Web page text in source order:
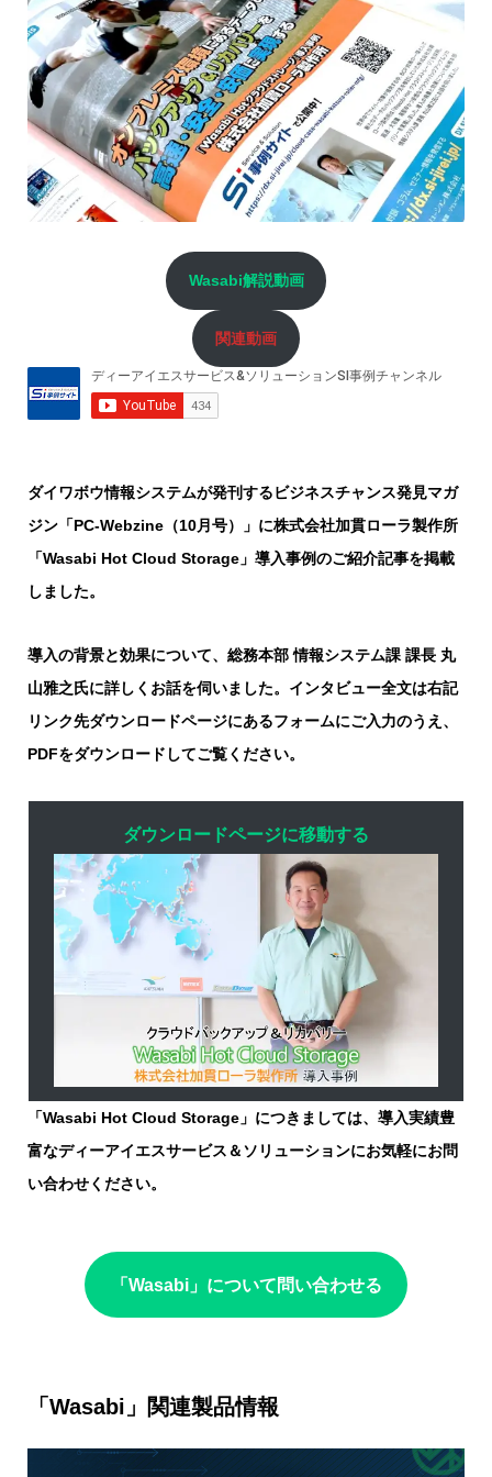
Wasabi解説動画
関連動画
ダイワボウ情報システムが発刊するビジネスチャンス発見マガ
ジン「PC-Webzine（10月号）」に株式会社加貫ローラ製作所
「Wasabi Hot Cloud Storage」導入事例のご紹介記事を掲載
しました。
導入の背景と効果について、総務本部 情報システム課 課長 丸
山雅之氏に詳しくお話を伺いました。インタビュー全文は右記
リンク先ダウンロードページにあるフォームにご入力のうえ、
PDFをダウンロードしてご覧ください。
ダウンロードページに移動する
「Wasabi Hot Cloud Storage」につきましては、導入実績豊
富なディーアイエスサービス＆ソリューションにお気軽にお問
い合わせください。
「Wasabi」について問い合わせる
「Wasabi」関連製品情報